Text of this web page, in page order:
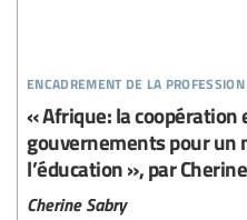
encadrement de la profession
« Afrique: la
gouvernements pour un
l’éducation », par
Cherine Sabry